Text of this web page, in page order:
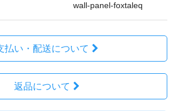
wall-panel-foxtaleq
払い・配送について
返品について